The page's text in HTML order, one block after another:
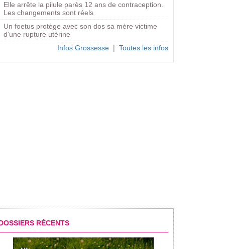
Elle arrête la pilule parès 12 ans de contraception.
Les changements sont réels
Un foetus protège avec son dos sa mère victime
d'une rupture utérine
Infos Grossesse | Toutes les infos
RÉCENTS